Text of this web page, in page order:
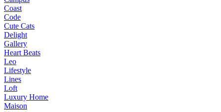
Coast
Code
Cute Cats
Delight
Gallery
Heart Beats
Leo
Lifestyle
Lines
Loft
Luxury Home
Maison